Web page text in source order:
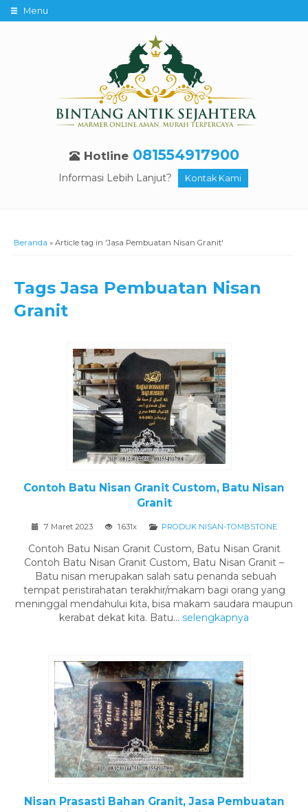
Menu
Hotline 081554917900
Informasi Lebih Lanjut? Kontak Kami
Beranda » Article tag in 'Jasa Pembuatan Nisan Granit'
Tags Jasa Pembuatan Nisan
Granit
Contoh Batu Nisan Granit Custom, Batu Nisan
Granit
7 Maret 2023 1.631x PRODUK NISAN-TOMBSTONE
Contoh Batu Nisan Granit Custom, Batu Nisan Granit
Contoh Batu Nisan Granit Custom, Batu Nisan Granit –
Batu nisan merupakan salah satu penanda sebuah
tempat peristirahatan terakhir/makam bagi orang yang
meninggal mendahului kita, bisa makam saudara maupun
kerabat dekat kita. Batu... selengkapnya
Nisan Prasasti Bahan Granit, Jasa Pembuatan